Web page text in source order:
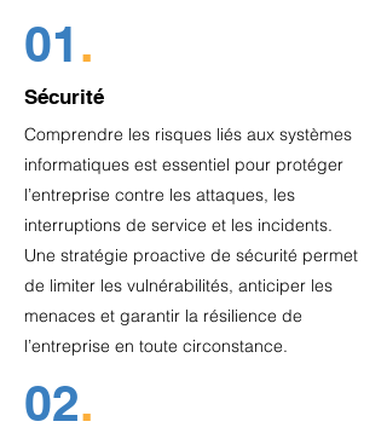
01.
Sécurité
Comprendre les risques liés aux systèmes
informatiques est essentiel pour protéger
l’entreprise contre les attaques, les
interruptions de service et les incidents.
Une stratégie proactive de sécurité permet
de limiter les vulnérabilités, anticiper les
menaces et garantir la résilience de
l’entreprise en toute circonstance.
02.